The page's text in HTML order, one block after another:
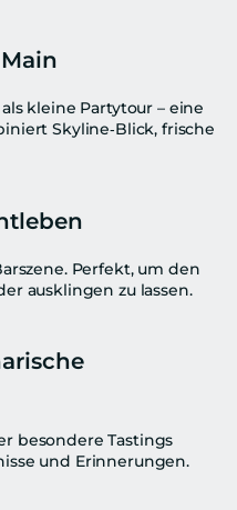
kleine Partytour – eine
Skyline‑Blick, frische
Perfekt, um den
ausklingen zu lassen.
besondere Tastings
und Erinnerungen.